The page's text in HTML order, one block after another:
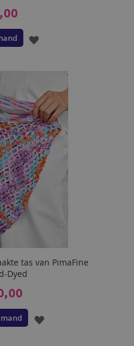
VOEG
VERLANGLIJST
tas van PimaFine
Dyed
VOEG